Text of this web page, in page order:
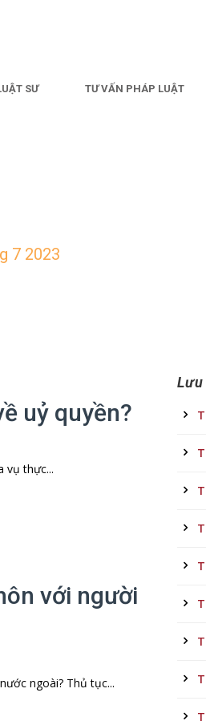
SƯ TƯ VẤN PHÁP LUẬT
7 2023
uỷ quyền?
vụ thực...
với người
ngoài? Thủ tục...